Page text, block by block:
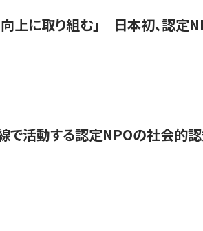
上に取り組む」 日本初、認定
活動する認定NPOの社会的